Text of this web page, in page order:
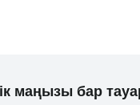
маңызы бар